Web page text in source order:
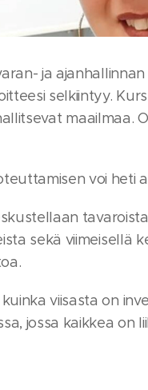
ja ajanhallinnan
selkiintyy.
maailmaa.
voi heti
sekä viimeisellä
viisasta on
jossa kaikkea on